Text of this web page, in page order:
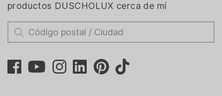
productos DUSCHOLUX cerca de mí